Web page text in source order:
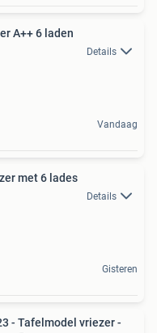
A++ 6 laden
Details
Vandaag
met 6 lades
Details
Gisteren
- Tafelmodel vriezer -